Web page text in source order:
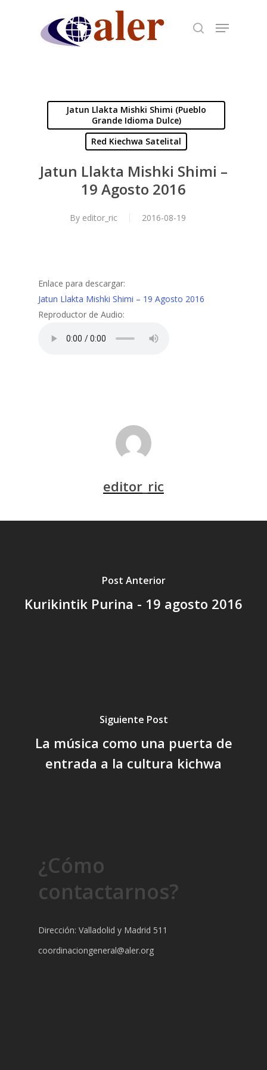
Jatun Llakta Mishki Shimi (Pueblo
Grande Idioma Dulce)
Red Kiechwa Satelital
Jatun Llakta Mishki Shimi –
19 Agosto 2016
By editor_ric 2016-08-19
Enlace para descargar:
Jatun Llakta Mishki Shimi – 19 Agosto 2016
Reproductor de Audio:
editor_ric
Post Anterior
Kurikintik Purina - 19 agosto 2016
Siguiente Post
La música como una puerta de
entrada a la cultura kichwa
¿Cómo
contactarnos?
Dirección: Valladolid y Madrid 511
coordinaciongeneral@aler.org